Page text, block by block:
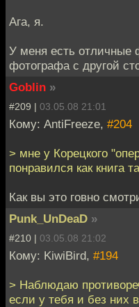
Ага, я.
У меня есть отличные
фотографа с другой
Goblin »
#209 | 03.05.08 21:01
Кому: AntiFreeze, #204
> мне у Корецкого
понравился как книга
Как вы это говно
Punk_UnDeaD »
#210 | 03.05.08 21:02
Кому: KiwiBird, #194
> Наблюдаю
если у тебя и без них